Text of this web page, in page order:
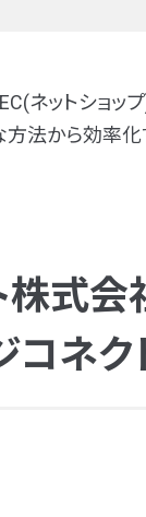
ネットショッ
法から効率化
株式
ネク